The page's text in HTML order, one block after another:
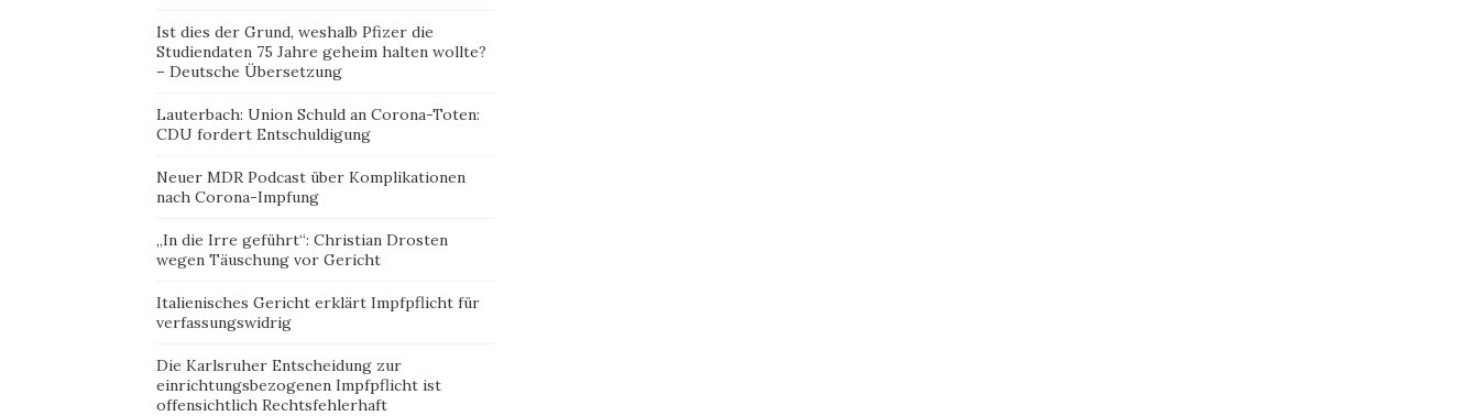
Ist dies der Grund, weshalb Pfizer die
Studiendaten 75 Jahre geheim halten wollte?
– Deutsche Übersetzung
Lauterbach: Union Schuld an Corona-Toten:
CDU fordert Entschuldigung
Neuer MDR Podcast über Komplikationen
nach Corona-Impfung
„In die Irre geführt“: Christian Drosten
wegen Täuschung vor Gericht
Italienisches Gericht erklärt Impfpflicht für
verfassungswidrig
Die Karlsruher Entscheidung zur
einrichtungsbezogenen Impfpflicht ist
offensichtlich Rechtsfehlerhaft